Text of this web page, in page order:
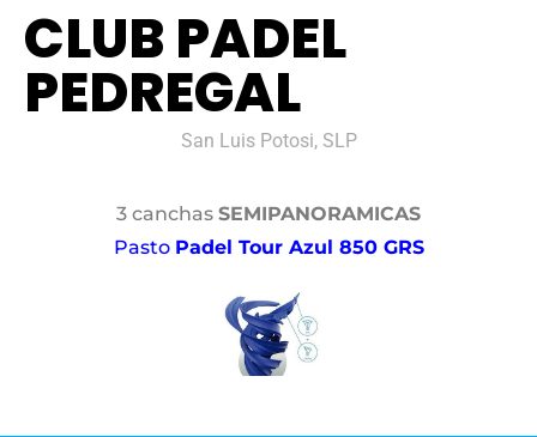
CLUB PADEL
PEDREGAL
San Luis Potosi, SLP
3 canchas SEMIPANORAMICAS
Pasto Padel Tour Azul 850 GRS